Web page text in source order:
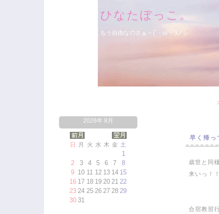
ひなたぼっこ。
もう自由なのさぁ～(´・ω・`)ノシ
2026年 8月
日 月 火 水 木 金 土
1
2
3 4 5 6 7
8
9 10 11 12 13 14 15
16 17 18 19 20 21 22
23 24 25 26 27 28 29
30 31
早く帰っ
歳世と同
来いっ！
合宿教習